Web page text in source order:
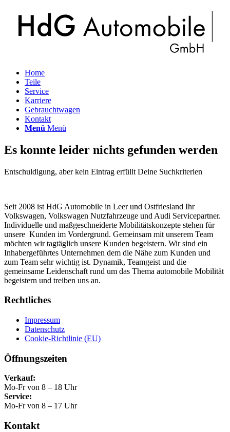
Home
Teile
Service
Karriere
Gebrauchtwagen
Kontakt
Menü Menü
Es konnte leider nichts gefunden werden
Entschuldigung, aber kein Eintrag erfüllt Deine Suchkriterien
Seit 2008 ist HdG Automobile in Leer und Ostfriesland Ihr
Volkswagen, Volkswagen Nutzfahrzeuge und Audi Servicepartner.
Individuelle und maßgeschneiderte Mobilitätskonzepte stehen für
unsere Kunden im Vordergrund. Gemeinsam mit unserem Team
möchten wir tagtäglich unsere Kunden begeistern. Wir sind ein
Inhabergeführtes Unternehmen dem die Nähe zum Kunden und
zum Team sehr wichtig ist. Dynamik, Teamgeist und die
gemeinsame Leidenschaft rund um das Thema automobile Mobilität
begeistern und treiben uns an.
Rechtliches
Impressum
Datenschutz
Cookie-Richtlinie (EU)
Öffnungszeiten
Verkauf:
Mo-Fr von 8 – 18 Uhr
Service:
Mo-Fr von 8 – 17 Uhr
Kontakt